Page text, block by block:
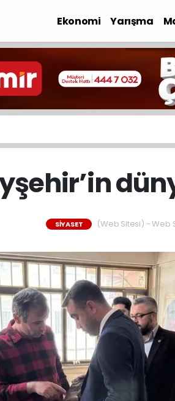
Ekonomi Yarışma
SIYASET (Web Sitesi) - Web